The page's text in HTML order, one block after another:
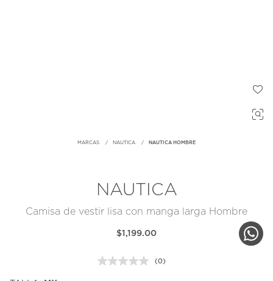
MARCAS NAUTICA NAUTICA HOMBRE
NAUTICA
Camisa de vestir lisa con manga larga Hombre
$1,199.00
Sin
(0)